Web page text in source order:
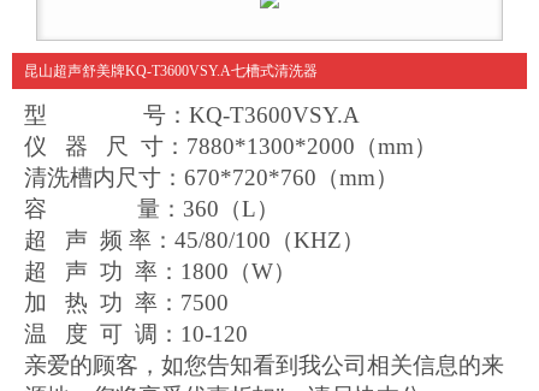
昆山超声舒美牌KQ-T3600VSY.A七槽式清洗器
型 号：KQ-T3600VSY.A
仪 器 尺 寸：7880*1300*2000（mm）
清洗槽内尺寸：670*720*760（mm）
容 量：360（L）
超 声 频 率：45/80/100（KHZ）
超 声 功 率：1800（W）
加 热 功 率：7500
温 度 可 调：10-120
亲爱的顾客，如您告知看到我公司相关信息的来